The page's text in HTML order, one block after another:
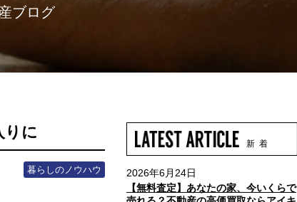
ブログ
りに
暮らしのノウハウ
新 着
2026年6月24日
【無料査定】あなたの家、今いくらで